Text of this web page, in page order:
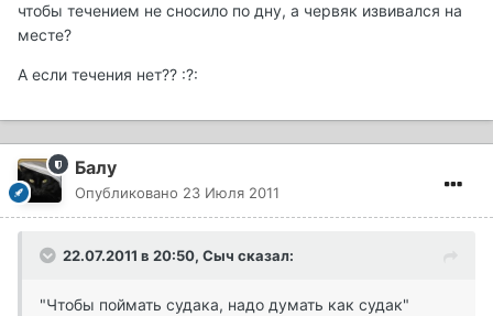
чтобы течением не сносило по дну, а червяк извивался на
месте?
А если течения нет?? :?:
Балу
Опубликовано 23 Июля 2011
22.07.2011 в 20:50, Сыч сказал:
"Чтобы поймать судака, надо думать как судак"